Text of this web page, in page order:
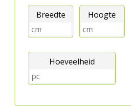
Breedte Hoogte
Hoeveelheid